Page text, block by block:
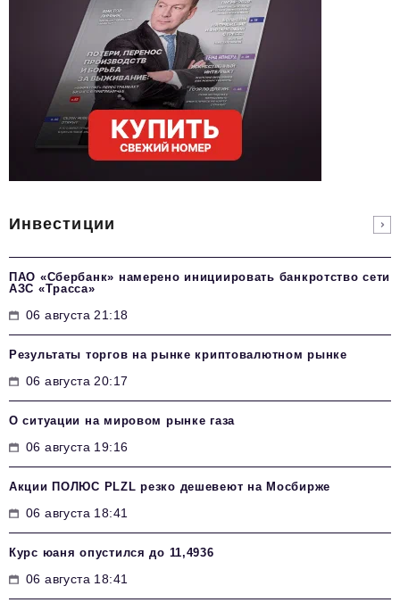
Инвестиции
ПАО «Сбербанк» намерено инициировать банкротство сети
АЗС «Трасса»
06 августа 21:18
Результаты торгов на рынке криптовалютном рынке
06 августа 20:17
О ситуации на мировом рынке газа
06 августа 19:16
Акции ПОЛЮС PLZL резко дешевеют на Мосбирже
06 августа 18:41
Курс юаня опустился до 11,4936
06 августа 18:41